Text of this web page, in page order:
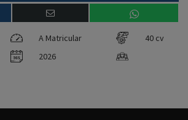
A Matricular
40 cv
2026